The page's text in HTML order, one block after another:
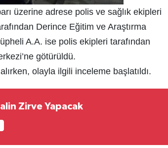
üzerine adrese polis ve sağlık ekipleri
Derince Eğitim ve Araştırma
A.A. ise polis ekipleri tarafından
götürüldü.
olayla ilgili inceleme başlatıldı.
Zirve Yapacak